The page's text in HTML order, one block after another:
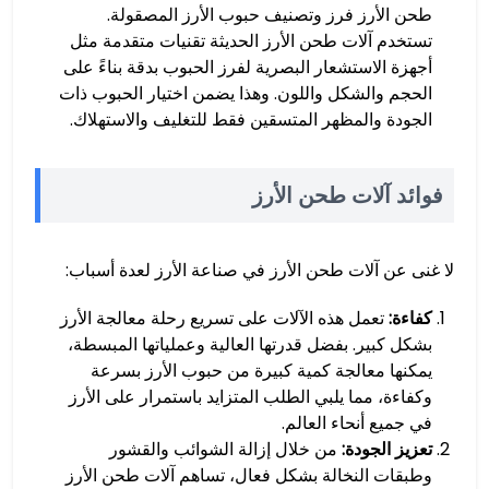
طحن الأرز فرز وتصنيف حبوب الأرز المصقولة.
تستخدم آلات طحن الأرز الحديثة تقنيات متقدمة مثل
أجهزة الاستشعار البصرية لفرز الحبوب بدقة بناءً على
الحجم والشكل واللون. وهذا يضمن اختيار الحبوب ذات
الجودة والمظهر المتسقين فقط للتغليف والاستهلاك.
فوائد آلات طحن الأرز
لا غنى عن آلات طحن الأرز في صناعة الأرز لعدة أسباب:
كفاءة:تعمل هذه الآلات على تسريع رحلة معالجة الأرز
بشكل كبير. بفضل قدرتها العالية وعملياتها المبسطة،
يمكنها معالجة كمية كبيرة من حبوب الأرز بسرعة
وكفاءة، مما يلبي الطلب المتزايد باستمرار على الأرز
في جميع أنحاء العالم.
تعزيز الجودة: من خلال إزالة الشوائب والقشور
وطبقات النخالة بشكل فعال، تساهم آلات طحن الأرز